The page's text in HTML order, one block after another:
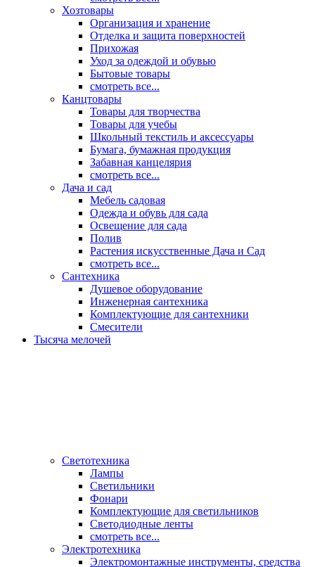
Хозтовары
Организация и хранение
Отделка и защита поверхностей
Прихожая
Уход за одеждой и обувью
Бытовые товары
смотреть все...
Канцтовары
Товары для творчества
Товары для учебы
Школьный текстиль и аксессуары
Бумага, бумажная продукция
Забавная канцелярия
смотреть все...
Дача и сад
Мебель садовая
Одежда и обувь для сада
Освещение для сада
Полив
Растения искусственные Дача и Сад
смотреть все...
Сантехника
Душевое оборудование
Инженерная сантехника
Комплектующие для сантехники
Смесители
Тысяча мелочей
Светотехника
Лампы
Светильники
Фонари
Комплектующие для светильников
Светодиодные ленты
смотреть все...
Электротехника
Электромонтажные инструменты, средства